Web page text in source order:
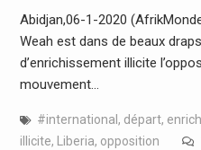
Abidjan,06-1-2020
Weah est dans de beaux
d’enrichissement illicite
mouvement…
#international , départ,
illicite, Liberia, opposition